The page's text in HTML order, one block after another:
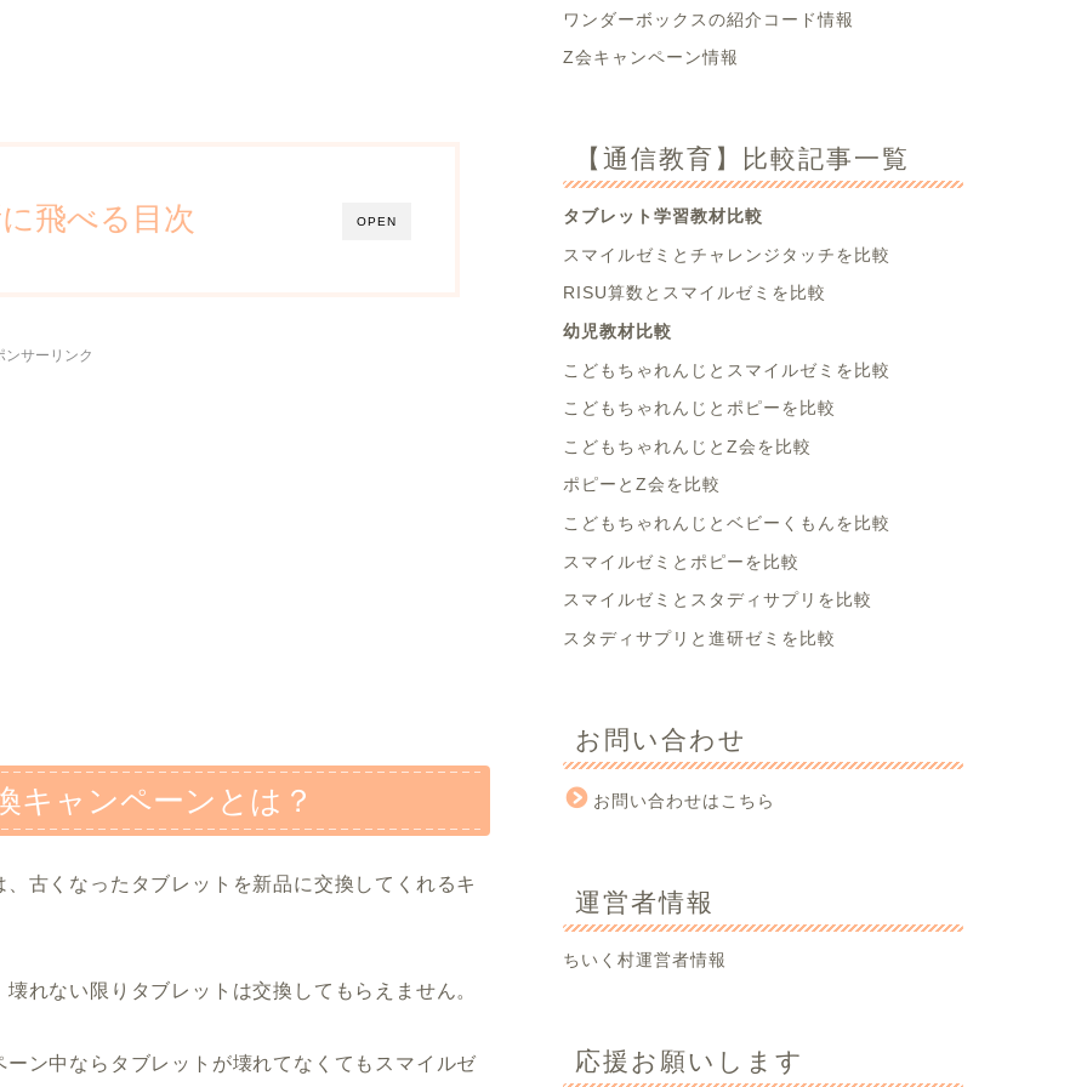
OPEN
飛べる目次
ンサーリンク
キャンペーンとは？
古くなったタブレットを新品に交換してくれるキ
れない限りタブレットは交換してもらえません。
ン中ならタブレットが壊れてなくてもスマイルゼ
ワンダーボックスの紹介コード情報
Z会キャンペーン情報
【通信教育】比較記事一覧
タブレット学習教材比較
スマイルゼミとチャレンジタッチを比較
RISU算数とスマイルゼミを比較
幼児教材比較
こどもちゃれんじとスマイルゼミを比較
こどもちゃれんじとポピーを比較
こどもちゃれんじとZ会を比較
ポピーとZ会を比較
こどもちゃれんじとベビーくもんを比較
スマイルゼミとポピーを比較
スマイルゼミとスタディサプリを比較
スタディサプリと進研ゼミを比較
お問い合わせ
お問い合わせはこちら
運営者情報
ちいく村運営者情報
応援お願いします